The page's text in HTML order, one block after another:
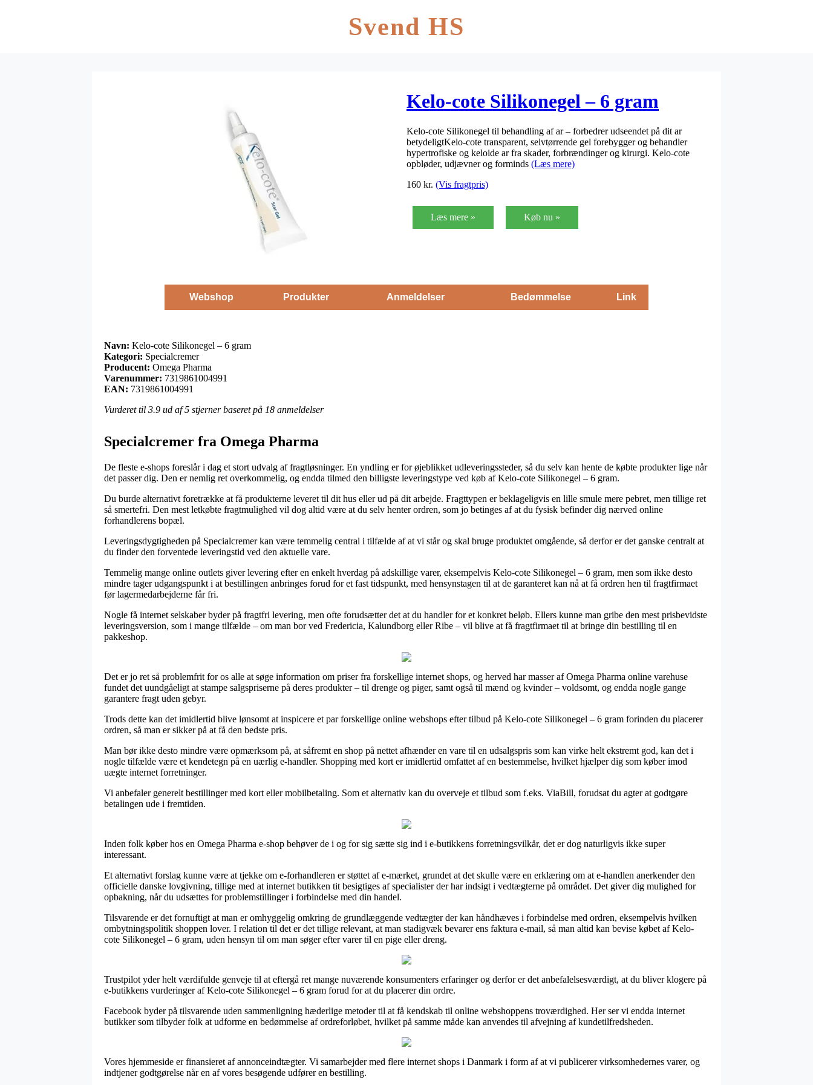
Svend HS
Kelo-cote Silikonegel – 6 gram
Kelo-cote Silikonegel til behandling af ar – forbedrer udseendet på dit ar
betydeligtKelo-cote transparent, selvtørrende gel forebygger og behandler
hypertrofiske og keloide ar fra skader, forbrændinger og kirurgi. Kelo-cote
opbløder, udjævner og forminds (Læs mere)
160 kr. (Vis fragtpris)
Læs mere » Køb nu »
Webshop Produkter Anmeldelser Bedømmelse Link
Navn: Kelo-cote Silikonegel – 6 gram
Kategori: Specialcremer
Producent: Omega Pharma
Varenummer: 7319861004991
EAN: 7319861004991
Vurderet til 3.9 ud af 5 stjerner baseret på 18 anmeldelser
Specialcremer fra Omega Pharma
De fleste e-shops foreslår i dag et stort udvalg af fragtløsninger. En yndling er for øjeblikket udleveringssteder, så du selv kan hente de købte produkter lige når
det passer dig. Den er nemlig ret overkommelig, og endda tilmed den billigste leveringstype ved køb af Kelo-cote Silikonegel – 6 gram.
Du burde alternativt foretrække at få produkterne leveret til dit hus eller ud på dit arbejde. Fragttypen er beklageligvis en lille smule mere pebret, men tillige ret
så smertefri. Den mest letkøbte fragtmulighed vil dog altid være at du selv henter ordren, som jo betinges af at du fysisk befinder dig nærved online
forhandlerens bopæl.
Leveringsdygtigheden på Specialcremer kan være temmelig central i tilfælde af at vi står og skal bruge produktet omgående, så derfor er det ganske centralt at
du finder den forventede leveringstid ved den aktuelle vare.
Temmelig mange online outlets giver levering efter en enkelt hverdag på adskillige varer, eksempelvis Kelo-cote Silikonegel – 6 gram, men som ikke desto
mindre tager udgangspunkt i at bestillingen anbringes forud for et fast tidspunkt, med hensynstagen til at de garanteret kan nå at få ordren hen til fragtfirmaet
før lagermedarbejderne får fri.
Nogle få internet selskaber byder på fragtfri levering, men ofte forudsætter det at du handler for et konkret beløb. Ellers kunne man gribe den mest prisbevidste
leveringsversion, som i mange tilfælde – om man bor ved Fredericia, Kalundborg eller Ribe – vil blive at få fragtfirmaet til at bringe din bestilling til en
pakkeshop.
Det er jo ret så problemfrit for os alle at søge information om priser fra forskellige internet shops, og herved har masser af Omega Pharma online varehuse
fundet det uundgåeligt at stampe salgspriserne på deres produkter – til drenge og piger, samt også til mænd og kvinder – voldsomt, og endda nogle gange
garantere fragt uden gebyr.
Trods dette kan det imidlertid blive lønsomt at inspicere et par forskellige online webshops efter tilbud på Kelo-cote Silikonegel – 6 gram forinden du placerer
ordren, så man er sikker på at få den bedste pris.
Man bør ikke desto mindre være opmærksom på, at såfremt en shop på nettet afhænder en vare til en udsalgspris som kan virke helt ekstremt god, kan det i
nogle tilfælde være et kendetegn på en uærlig e-handler. Shopping med kort er imidlertid omfattet af en bestemmelse, hvilket hjælper dig som køber imod
uægte internet forretninger.
Vi anbefaler generelt bestillinger med kort eller mobilbetaling. Som et alternativ kan du overveje et tilbud som f.eks. ViaBill, forudsat du agter at godtgøre
betalingen ude i fremtiden.
Inden folk køber hos en Omega Pharma e-shop behøver de i og for sig sætte sig ind i e-butikkens forretningsvilkår, det er dog naturligvis ikke super
interessant.
Et alternativt forslag kunne være at tjekke om e-forhandleren er støttet af e-mærket, grundet at det skulle være en erklæring om at e-handlen anerkender den
officielle danske lovgivning, tillige med at internet butikken tit besigtiges af specialister der har indsigt i vedtægterne på området. Det giver dig mulighed for
opbakning, når du udsættes for problemstillinger i forbindelse med din handel.
Tilsvarende er det fornuftigt at man er omhyggelig omkring de grundlæggende vedtægter der kan håndhæves i forbindelse med ordren, eksempelvis hvilken
ombytningspolitik shoppen lover. I relation til det er det tillige relevant, at man stadigvæk bevarer ens faktura e-mail, så man altid kan bevise købet af Kelo-
cote Silikonegel – 6 gram, uden hensyn til om man søger efter varer til en pige eller dreng.
Trustpilot yder helt værdifulde genveje til at eftergå ret mange nuværende konsumenters erfaringer og derfor er det anbefalelsesværdigt, at du bliver klogere på
e-butikkens vurderinger af Kelo-cote Silikonegel – 6 gram forud for at du placerer din ordre.
Facebook byder på tilsvarende uden sammenligning hæderlige metoder til at få kendskab til online webshoppens troværdighed. Her ser vi endda internet
butikker som tilbyder folk at udforme en bedømmelse af ordreforløbet, hvilket på samme måde kan anvendes til afvejning af kundetilfredsheden.
Vores hjemmeside er finansieret af annonceindtægter. Vi samarbejder med flere internet shops i Danmark i form af at vi publicerer virksomhedernes varer, og
indtjener godtgørelse når en af vores besøgende udfører en bestilling.